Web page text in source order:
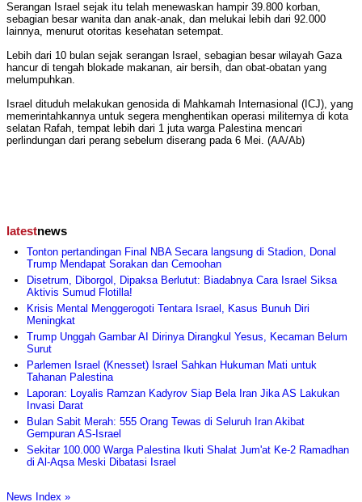
Serangan Israel sejak itu telah menewaskan hampir 39.800 korban,
sebagian besar wanita dan anak-anak, dan melukai lebih dari 92.000
lainnya, menurut otoritas kesehatan setempat.
Lebih dari 10 bulan sejak serangan Israel, sebagian besar wilayah Gaza
hancur di tengah blokade makanan, air bersih, dan obat-obatan yang
melumpuhkan.
Israel dituduh melakukan genosida di Mahkamah Internasional (ICJ), yang
memerintahkannya untuk segera menghentikan operasi militernya di kota
selatan Rafah, tempat lebih dari 1 juta warga Palestina mencari
perlindungan dari perang sebelum diserang pada 6 Mei. (AA/Ab)
latestnews
Tonton pertandingan Final NBA Secara langsung di Stadion, Donal
Trump Mendapat Sorakan dan Cemoohan
Disetrum, Diborgol, Dipaksa Berlutut: Biadabnya Cara Israel Siksa
Aktivis Sumud Flotilla!
Krisis Mental Menggerogoti Tentara Israel, Kasus Bunuh Diri
Meningkat
Trump Unggah Gambar AI Dirinya Dirangkul Yesus, Kecaman Belum
Surut
Parlemen Israel (Knesset) Israel Sahkan Hukuman Mati untuk
Tahanan Palestina
Laporan: Loyalis Ramzan Kadyrov Siap Bela Iran Jika AS Lakukan
Invasi Darat
Bulan Sabit Merah: 555 Orang Tewas di Seluruh Iran Akibat
Gempuran AS-Israel
Sekitar 100.000 Warga Palestina Ikuti Shalat Jum'at Ke-2 Ramadhan
di Al-Aqsa Meski Dibatasi Israel
News Index »